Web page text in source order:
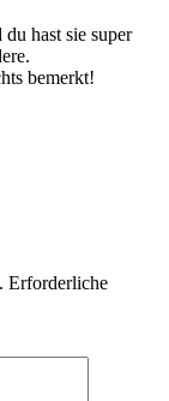
hast sie super
bemerkt!
Erforderliche